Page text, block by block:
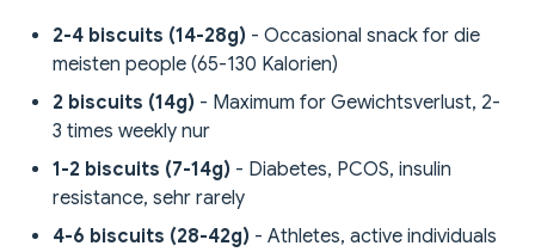
2-4 biscuits (14-28g) - Occasional snack for die
meisten people (65-130 Kalorien)
2 biscuits (14g) - Maximum for Gewichtsverlust, 2-
3 times weekly nur
1-2 biscuits (7-14g) - Diabetes, PCOS, insulin
resistance, sehr rarely
4-6 biscuits (28-42g) - Athletes, active individuals